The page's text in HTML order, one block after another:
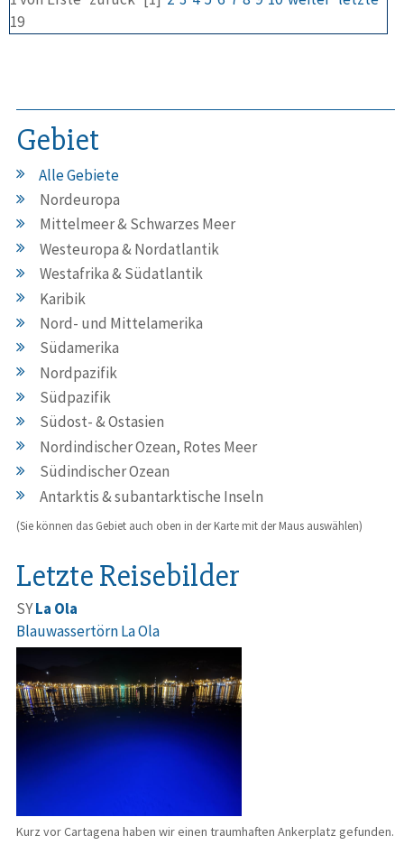
19
Gebiet
Alle Gebiete
Nordeuropa
Mittelmeer & Schwarzes Meer
Westeuropa & Nordatlantik
Westafrika & Südatlantik
Karibik
Nord- und Mittelamerika
Südamerika
Nordpazifik
Südpazifik
Südost- & Ostasien
Nordindischer Ozean, Rotes Meer
Südindischer Ozean
Antarktis & subantarktische Inseln
(Sie können das Gebiet auch oben in der Karte mit der Maus auswählen)
Letzte Reisebilder
SYLa Ola
Blauwassertörn La Ola
Kurz vor Cartagena haben wir einen traumhaften Ankerplatz gefunden.